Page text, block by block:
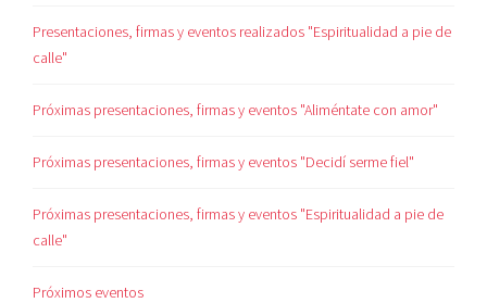
Presentaciones, firmas y eventos realizados "Espiritualidad a pie de
calle"
Próximas presentaciones, firmas y eventos "Aliméntate con amor"
Próximas presentaciones, firmas y eventos "Decidí serme fiel"
Próximas presentaciones, firmas y eventos "Espiritualidad a pie de
calle"
Próximos eventos